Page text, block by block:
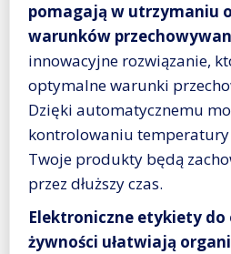
pomagają w utrzymaniu
warunków
innowacyjne rozwiązanie,
optymalne warunki
Dzięki automatycznemu
kontrolowaniu temperatury
Twoje produkty będą
przez dłuższy czas.
Elektroniczne etykiety do
żywności ułatwiają